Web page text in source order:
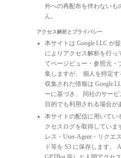
外への再配布を伴わないも
ん。
アクセス解析とプライバシー
本サイトは Google LLC が
によりアクセス解析を行っ
てページビュー・参照元・
集しますが、 個人を特定す
収集された情報は Google
ーに基づき、 同社のサー
目的でも利用される場合が
本サイトの配信に用いてい
クセスログを取得していま
レス・User-Agent・リクエ
ド等を S3 に保存します。